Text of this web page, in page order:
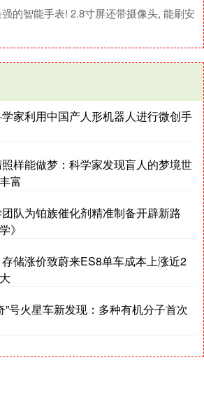
的智能手表! 2.8寸屏还带摄像头, 能刷安
家利用中国产人形机器人进行微创手
样能做梦：科学家发现盲人的梦境世
富
队为铂族催化剂精准制备开辟新路
》
储涨价致蔚来ES8单车成本上涨近2
”号火星车新发现：多种有机分子首次